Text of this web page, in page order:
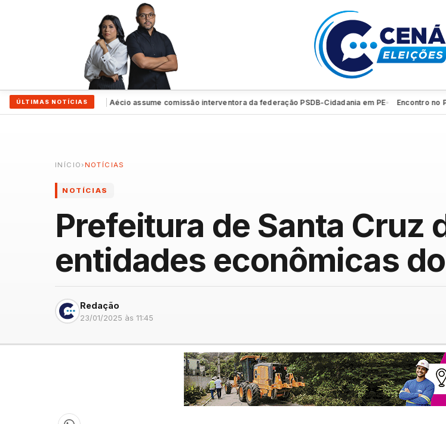
ÚLTIMAS NOTÍCIAS
a Raquel● Exclusivo | Aécio assume comissão interventora da federação PSDB-Cidadania em PE● Encontro no
INÍCIO ›NOTÍCIAS
NOTÍCIAS
Prefeitura de Santa Cruz
entidades econômicas
Redação
23/01/2025 às 11:45